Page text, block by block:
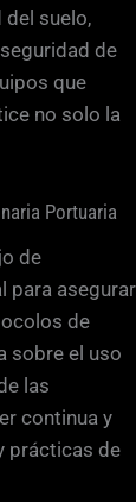
suelo,
de
que
no solo la
Portuaria
de
para asegurar
de
sobre el uso
las
continua y
prácticas de